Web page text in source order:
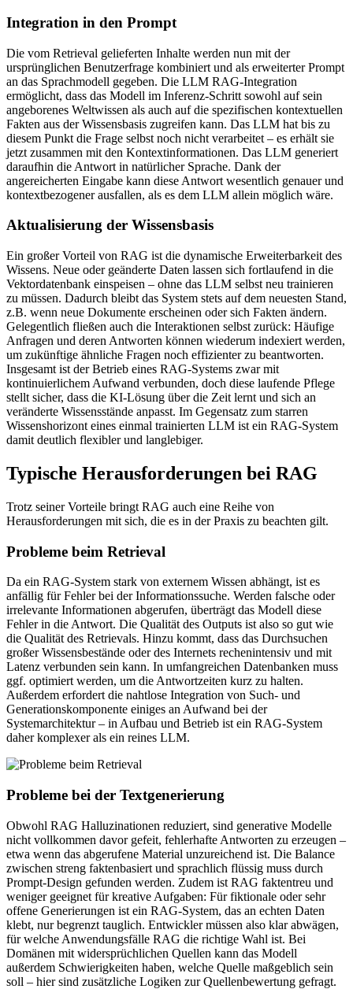
Integration in den Prompt
Die vom Retrieval gelieferten Inhalte werden nun mit der
ursprünglichen Benutzerfrage kombiniert und als erweiterter Prompt
an das Sprachmodell gegeben. Die LLM RAG-Integration
ermöglicht, dass das Modell im Inferenz-Schritt sowohl auf sein
angeborenes Weltwissen als auch auf die spezifischen kontextuellen
Fakten aus der Wissensbasis zugreifen kann. Das LLM hat bis zu
diesem Punkt die Frage selbst noch nicht verarbeitet – es erhält sie
jetzt zusammen mit den Kontextinformationen. Das LLM generiert
daraufhin die Antwort in natürlicher Sprache. Dank der
angereicherten Eingabe kann diese Antwort wesentlich genauer und
kontextbezogener ausfallen, als es dem LLM allein möglich wäre.
Aktualisierung der Wissensbasis
Ein großer Vorteil von RAG ist die dynamische Erweiterbarkeit des
Wissens. Neue oder geänderte Daten lassen sich fortlaufend in die
Vektordatenbank einspeisen – ohne das LLM selbst neu trainieren
zu müssen. Dadurch bleibt das System stets auf dem neuesten Stand,
z.B. wenn neue Dokumente erscheinen oder sich Fakten ändern.
Gelegentlich fließen auch die Interaktionen selbst zurück: Häufige
Anfragen und deren Antworten können wiederum indexiert werden,
um zukünftige ähnliche Fragen noch effizienter zu beantworten.
Insgesamt ist der Betrieb eines RAG-Systems zwar mit
kontinuierlichem Aufwand verbunden, doch diese laufende Pflege
stellt sicher, dass die KI-Lösung über die Zeit lernt und sich an
veränderte Wissensstände anpasst. Im Gegensatz zum starren
Wissenshorizont eines einmal trainierten LLM ist ein RAG-System
damit deutlich flexibler und langlebiger.
Typische Herausforderungen bei RAG
Trotz seiner Vorteile bringt RAG auch eine Reihe von
Herausforderungen mit sich, die es in der Praxis zu beachten gilt.
Probleme beim Retrieval
Da ein RAG-System stark von externem Wissen abhängt, ist es
anfällig für Fehler bei der Informationssuche. Werden falsche oder
irrelevante Informationen abgerufen, überträgt das Modell diese
Fehler in die Antwort. Die Qualität des Outputs ist also so gut wie
die Qualität des Retrievals. Hinzu kommt, dass das Durchsuchen
großer Wissensbestände oder des Internets rechenintensiv und mit
Latenz verbunden sein kann. In umfangreichen Datenbanken muss
ggf. optimiert werden, um die Antwortzeiten kurz zu halten.
Außerdem erfordert die nahtlose Integration von Such- und
Generationskomponente einiges an Aufwand bei der
Systemarchitektur – in Aufbau und Betrieb ist ein RAG-System
daher komplexer als ein reines LLM.
Probleme bei der Textgenerierung
Obwohl RAG Halluzinationen reduziert, sind generative Modelle
nicht vollkommen davor gefeit, fehlerhafte Antworten zu erzeugen –
etwa wenn das abgerufene Material unzureichend ist. Die Balance
zwischen streng faktenbasiert und sprachlich flüssig muss durch
Prompt-Design gefunden werden. Zudem ist RAG faktentreu und
weniger geeignet für kreative Aufgaben: Für fiktionale oder sehr
offene Generierungen ist ein RAG-System, das an echten Daten
klebt, nur begrenzt tauglich. Entwickler müssen also klar abwägen,
für welche Anwendungsfälle RAG die richtige Wahl ist. Bei
Domänen mit widersprüchlichen Quellen kann das Modell
außerdem Schwierigkeiten haben, welche Quelle maßgeblich sein
soll – hier sind zusätzliche Logiken zur Quellenbewertung gefragt.